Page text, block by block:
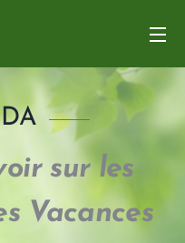
sur les
Vacances